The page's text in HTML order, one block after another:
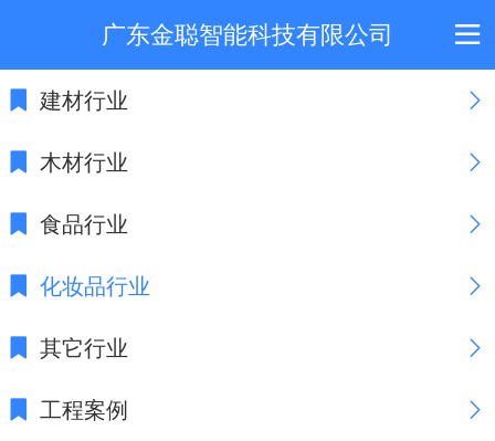
广东金聪智能科技有限公司
建材行业
木材行业
食品行业
化妆品行业
其它行业
工程案例